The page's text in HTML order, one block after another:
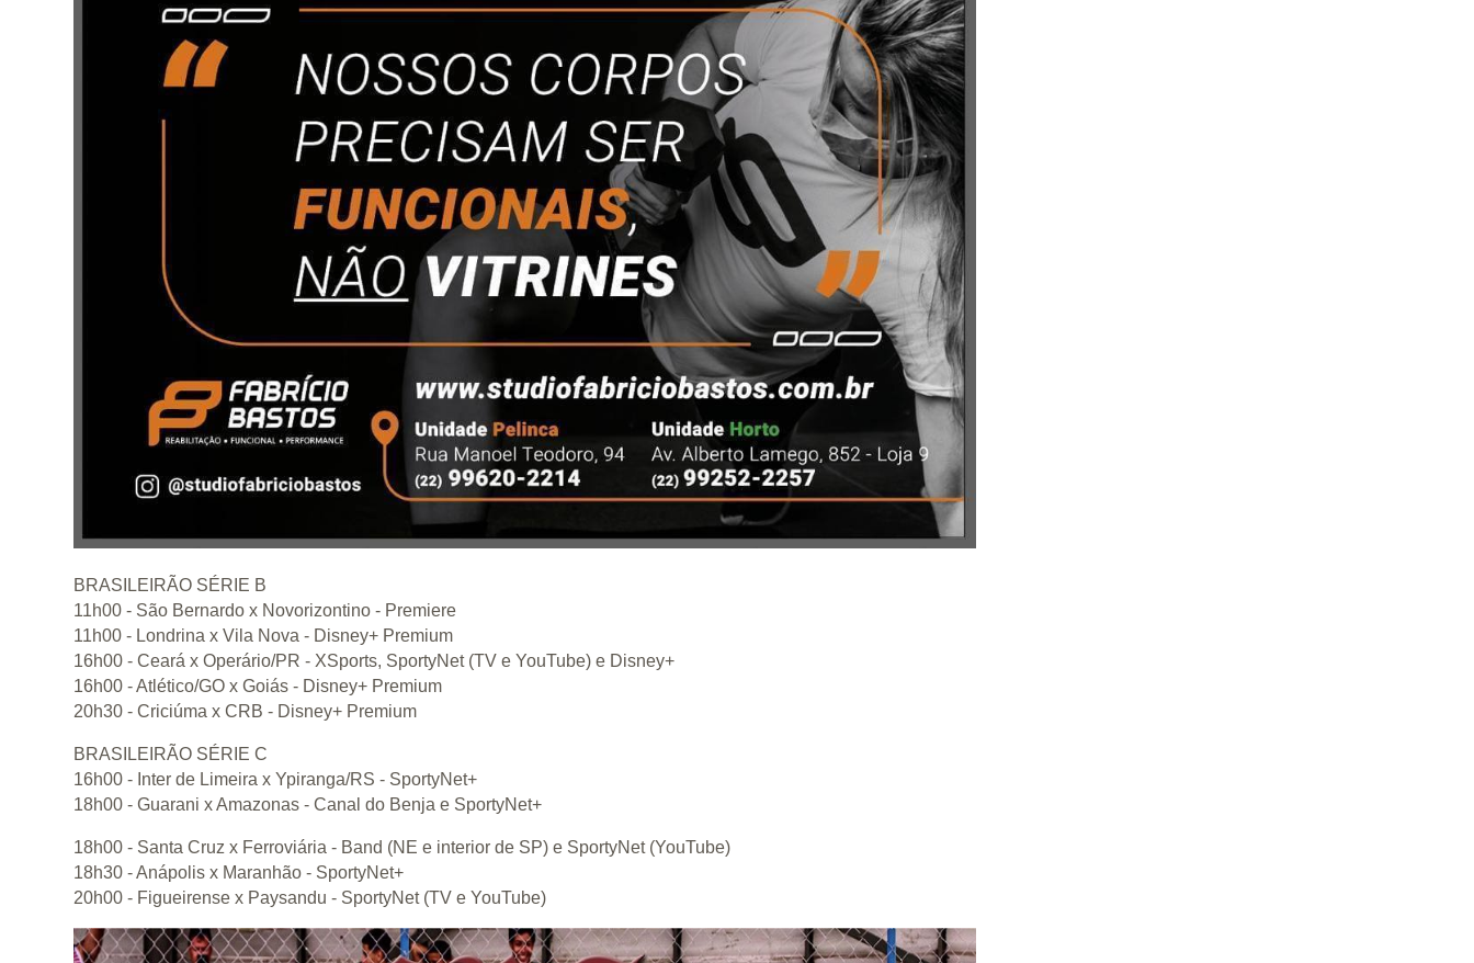
BRASILEIRÃO SÉRIE B
11h00 - São Bernardo x Novorizontino - Premiere
11h00 - Londrina x Vila Nova - Disney+ Premium
16h00 - Ceará x Operário/PR - XSports, SportyNet (TV e YouTube) e Disney+
16h00 - Atlético/GO x Goiás - Disney+ Premium
20h30 - Criciúma x CRB - Disney+ Premium
BRASILEIRÃO SÉRIE C
16h00 - Inter de Limeira x Ypiranga/RS - SportyNet+
18h00 - Guarani x Amazonas - Canal do Benja e SportyNet+
18h00 - Santa Cruz x Ferroviária - Band (NE e interior de SP) e SportyNet (YouTube)
18h30 - Anápolis x Maranhão - SportyNet+
20h00 - Figueirense x Paysandu - SportyNet (TV e YouTube)